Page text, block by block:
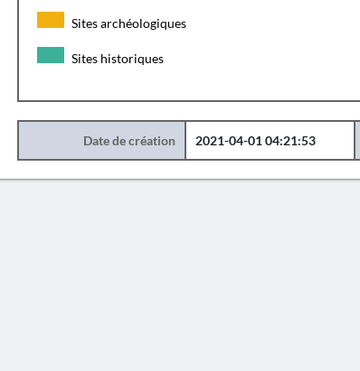
Sites archéologiques
Sites historiques
Date de création 2021-04-01 04:21:53